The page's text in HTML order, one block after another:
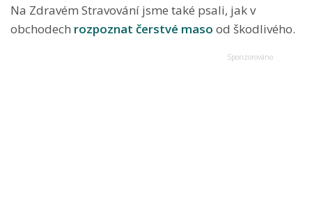
Na Zdravém Stravování jsme také psali, jak v
obchodech rozpoznat čerstvé maso od škodlivého.